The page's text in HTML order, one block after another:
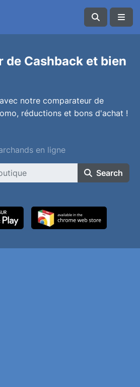
de Cashback et bien
notre comparateur de
réductions et bons d'achat !
en ligne
Search